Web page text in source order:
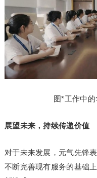
图*工作中
展望未来，持续传递价值
对于未来发展，元气先锋
不断完善现有服务的基础